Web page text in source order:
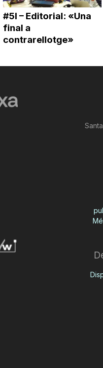
#5I – Editorial: «Una
final a
contrarellotge»